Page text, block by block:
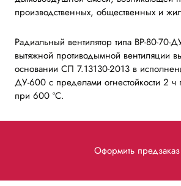
производственных, общественных и
Радиальный вентилятор типа ВР-80-70-
вытяжной противодымной вентиляции
основании СП 7.13130-2013 в
ДУ-600 с пределами огнестойкости 2
при 600 ºС.
Оформить предзаказ